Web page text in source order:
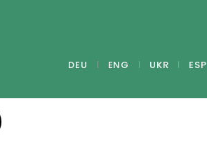
DEU ENG UKR ESP